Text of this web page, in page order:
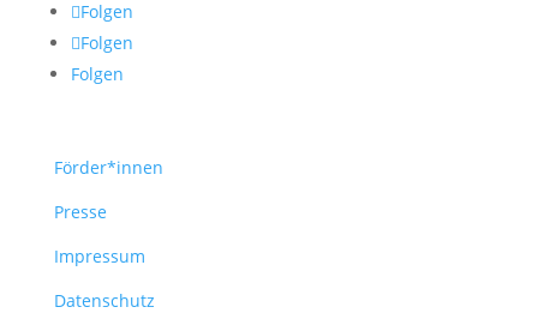
Folgen
Folgen
Folgen
Förder*innen
Presse
Impressum
Datenschutz